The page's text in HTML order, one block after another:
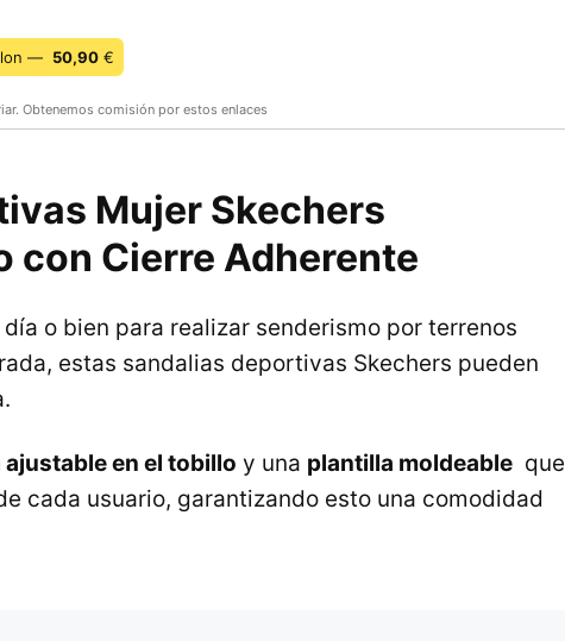
— 50,90 €
Obtenemos comisión por estos enlaces
Mujer Skechers
con Cierre Adherente
o bien para realizar senderismo por terrenos
estas sandalias deportivas Skechers pueden
en el tobillo y una plantilla moldeable que
cada usuario, garantizando esto una comodidad